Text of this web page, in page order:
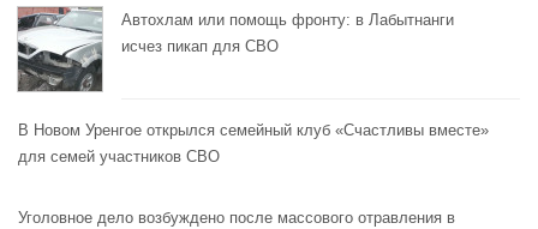
Автохлам или помощь фронту: в Лабытнанги
исчез пикап для СВО
В Новом Уренгое открылся семейный клуб «Счастливы вместе»
для семей участников СВО
Уголовное дело возбуждено после массового отравления в